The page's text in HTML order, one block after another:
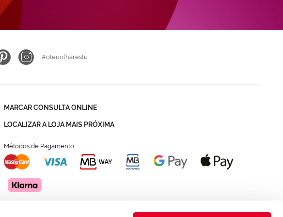
#oteuolharestu
MARCAR CONSULTA ONLINE
LOCALIZAR A LOJA MAIS PRÓXIMA
Métodos de Pagamento: